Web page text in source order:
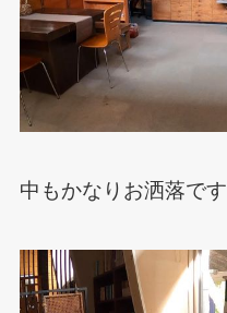
中もかなりお洒落です